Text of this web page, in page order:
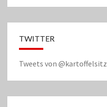
TWITTER
Tweets von @kartoffelsitz